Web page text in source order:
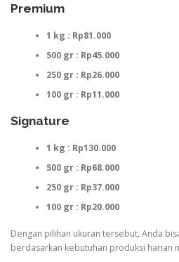
Premium
1 kg : Rp81.000
500 gr : Rp45.000
250 gr : Rp26.000
100 gr : Rp11.000
Signature
1 kg : Rp130.000
500 gr : Rp68.000
250 gr : Rp37.000
100 gr : Rp20.000
Dengan pilihan ukuran tersebut, Anda
berdasarkan kebutuhan produksi harian